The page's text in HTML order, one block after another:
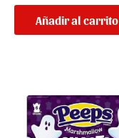
Añadir al carrito